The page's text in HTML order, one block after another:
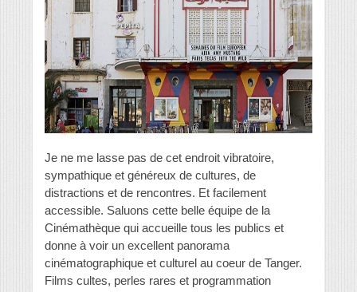
Je ne me lasse pas de cet endroit vibratoire,
sympathique et généreux de cultures, de
distractions et de rencontres. Et facilement
accessible. Saluons cette belle équipe de la
Cinémathèque qui accueille tous les publics et
donne à voir un excellent panorama
cinématographique et culturel au coeur de Tanger.
Films cultes, perles rares et programmation